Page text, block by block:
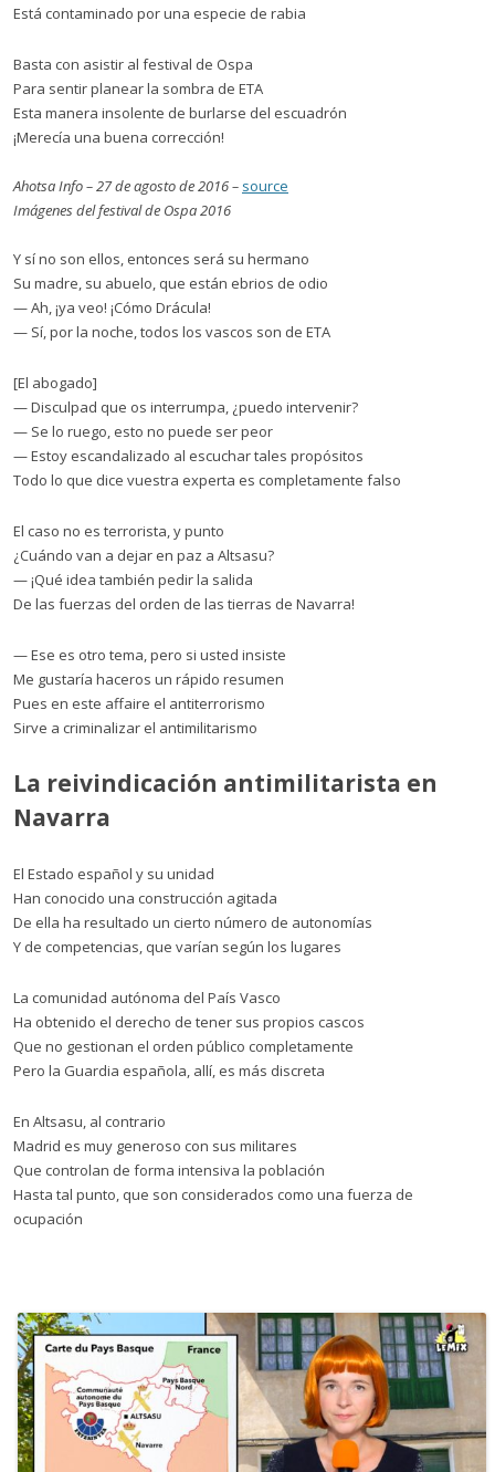
Está contaminado por una especie de rabia
Basta con asistir al festival de Ospa
Para sentir planear la sombra de ETA
Esta manera insolente de burlarse del escuadrón
¡Merecía una buena corrección!
Ahotsa Info – 27 de agosto de 2016 – source
Imágenes del festival de Ospa 2016
Y sí no son ellos, entonces será su hermano
Su madre, su abuelo, que están ebrios de odio
— Ah, ¡ya veo! ¡Cómo Drácula!
— Sí, por la noche, todos los vascos son de ETA
[El abogado]
— Disculpad que os interrumpa, ¿puedo intervenir?
— Se lo ruego, esto no puede ser peor
— Estoy escandalizado al escuchar tales propósitos
Todo lo que dice vuestra experta es completamente falso
El caso no es terrorista, y punto
¿Cuándo van a dejar en paz a Altsasu?
— ¡Qué idea también pedir la salida
De las fuerzas del orden de las tierras de Navarra!
— Ese es otro tema, pero si usted insiste
Me gustaría haceros un rápido resumen
Pues en este affaire el antiterrorismo
Sirve a criminalizar el antimilitarismo
La reivindicación antimilitarista en
Navarra
El Estado español y su unidad
Han conocido una construcción agitada
De ella ha resultado un cierto número de autonomías
Y de competencias, que varían según los lugares
La comunidad autónoma del País Vasco
Ha obtenido el derecho de tener sus propios cascos
Que no gestionan el orden público completamente
Pero la Guardia española, allí, es más discreta
En Altsasu, al contrario
Madrid es muy generoso con sus militares
Que controlan de forma intensiva la población
Hasta tal punto, que son considerados como una fuerza de
ocupación